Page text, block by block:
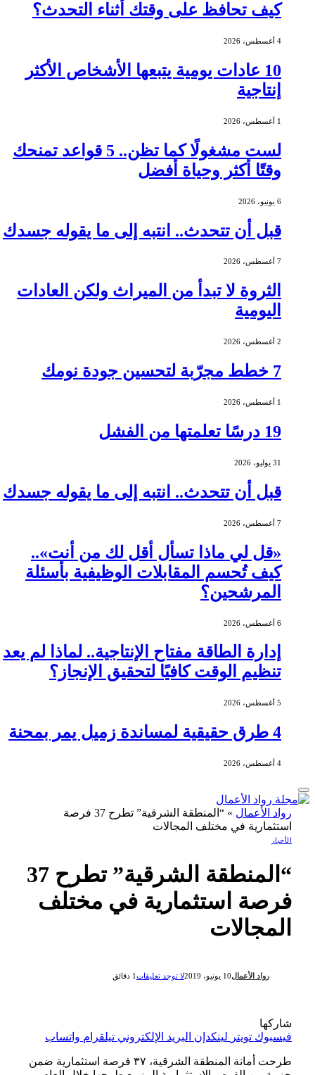
كيف تحافظ على وقتك أثناء التحدث؟
4 أغسطس، 2026
10 عادات يومية يتبعها الأشخاص الأكثر
إنتاجية
1 أغسطس، 2026
لست مشغولًا كما تظن.. 5 قواعد تمنحك
وقتًا أكثر وحياة أفضل
6 يونيو، 2026
قبل أن تتحدث.. انتبه إلى ما يقوله جسدك
7 أغسطس، 2026
الثروة لا تبدأ من الميراث ولكن العادات
اليومية
2 أغسطس، 2026
7 خطط مجرّبة لتحسين جودة نومك
1 أغسطس، 2026
19 درسًا تعلمتها من الفشل
31 يوليو، 2026
قبل أن تتحدث.. انتبه إلى ما يقوله جسدك
7 أغسطس، 2026
«قل لي ماذا تسأل أقل لك من أنت»..
كيف تُحسم المقابلات الوظيفية بأسئلة
المرشحين؟
6 أغسطس، 2026
إدارة الطاقة مفتاح الإنتاجية.. لماذا لم يعد
تنظيم الوقت كافيًا لتحقيق الإنجاز؟
5 أغسطس، 2026
4 طرق حقيقية لمساندة زميل يمر بمحنة
4 أغسطس، 2026
رواد الأعمال»
“المنطقة الشرقية” تطرح 37 فرصة
استثمارية في مختلف المجالات
الأخبار
“المنطقة الشرقية” تطرح 37
فرصة استثمارية في مختلف
المجالات
رواد الأعمال10 يونيو، 2019 لا توجد تعليقات1 دقائق
شاركها
فيسبوك تويتر لينكدإن البريد الإلكتروني تيلقرام واتساب
طرحت أمانة المنطقة الشرقية، ٣٧ فرصة استثمارية ضمن